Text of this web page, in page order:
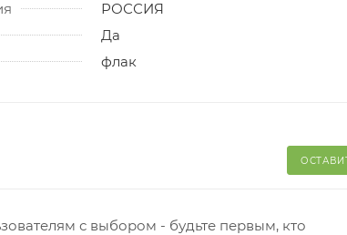
РОССИЯ
Да
флак
с выбором - будьте первым, кто